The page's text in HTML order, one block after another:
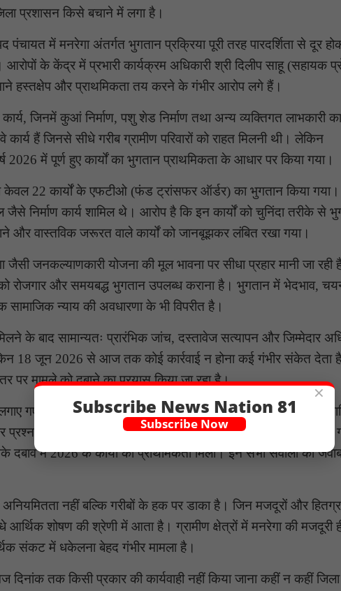
प्रशासन किसे बचाने में लगा है।
में मनरेगा अंतर्गत भुगतान प्रक्रिया पूरी तरह पारदर्शिता से दूर
के केंद्र में प्रभारी कार्यक्रम अधिकारी श्री दिलीप साहू (सहायक
हस्तक्षेप और प्राथमिकता तय करने के गंभीर आरोप लगे हैं।
जिनमें कुआं निर्माण, पशु शेड निर्माण तथा अन्य व्यक्तिगत लाभकारी
हैं जिनसे सीधे गरीब ग्रामीण परिवारों को राहत मिलनी थी। लेकिन
में पूर्ण हुए कार्यों का भुगतान प्राथमिकता के आधार पर किया गया।
22 कार्यों के एफटीओ (फंड ट्रांसफर ऑर्डर) का भुगतान किया
निर्माण कार्य शामिल थे। आरोप है कि इन कार्यों को चुनिंदा तरीके से
और वास्तविक जरूरत वाले कार्यों को जानबूझकर लंबित रखा गया।
जनकल्याणकारी योजना की मूल भावना पर सीधा प्रहार मानी जा रही
को रोजगार और समयबद्ध भुगतान उपलब्ध कराना है। भुगतान में भेदभाव,
न्याय की अवधारणा के भी विपरीत है।
के बाद सामान्यतः प्रारंभिक जांच, दस्तावेज सत्यापन और जिम्मेदार
18 जून 2026 से आज तक कोई कार्रवाई न होना कई गंभीर संकेत
पर मामले को दबाने का प्रयास किया जा रहा है।
गए आरोप निराधार होते तो प्रशासन तत्काल जांच कर शिकायत को
लगा रहा है। आखिर भुगतान सूची में किन आधारों पर कार्य चुने
दबाव में 2026 के कार्यों को प्राथमिकता मिली। इन सभी सवालों का
नहीं बल्कि गरीबों के हक पर डाका है। जिन मजदूरों और
आर्थिक शोषण की श्रेणी में आता है। ग्रामीण क्षेत्रों में मनरेगा की मजदूरी
संकट में धकेलना बेहद गंभीर मामला है।
तक किसी प्रकार की कार्यवाही नहीं किया जाना कहीं न कहीं जिला
×
Subscribe News Nation 81
Subscribe Now